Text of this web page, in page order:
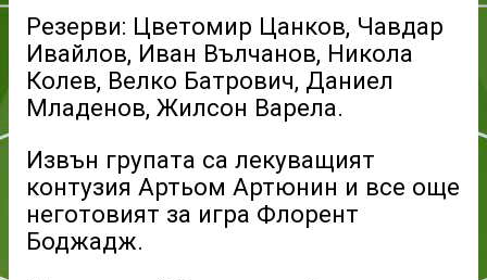
Резерви: Цветомир Цанков, Чавдар
Ивайлов, Иван Вълчанов, Никола
Колев, Велко Батрович, Даниел
Младенов, Жилсон Варела.
Извън групата са лекуващият
контузия Артьом Артюнин и все още
неготовият за игра Флорент
Боджадж.